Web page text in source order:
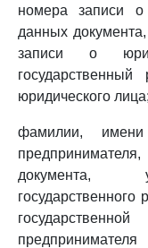
номера записи о
данных
записи о
юридического лица;
фамилии, имени
документа,
государственного